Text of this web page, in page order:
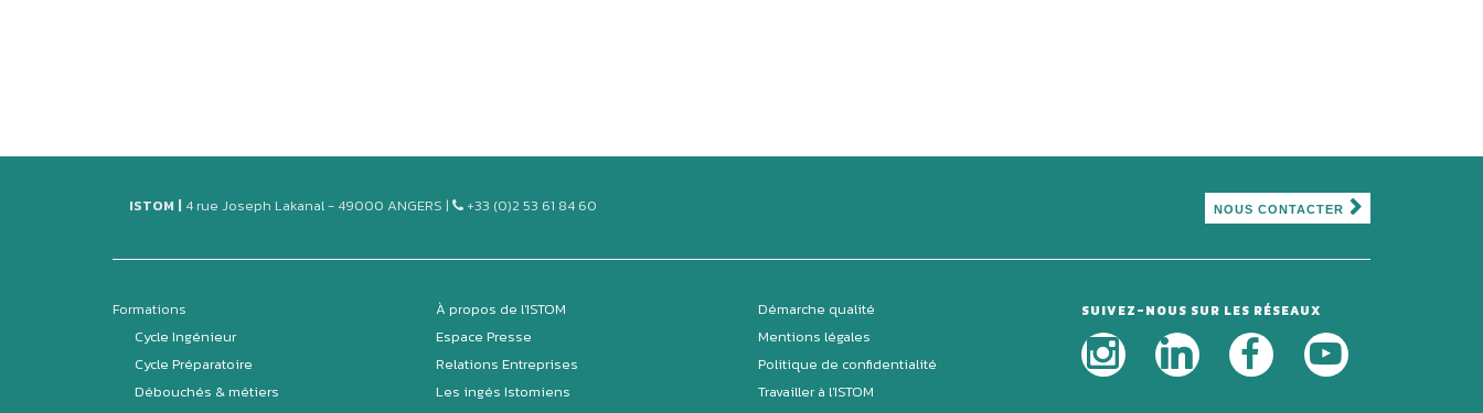
ISTOM | 4 rue Joseph Lakanal - 49000 ANGERS | +33 (0)2 53 61 84 60 NOUS CONTACTER
Formations
Cycle Ingénieur
Cycle Préparatoire
Débouchés & métiers
À propos de l'ISTOM
Espace Presse
Relations Entreprises
Les ingés Istomiens
Démarche qualité
Mentions légales
Politique de confidentialité
Travailler à l'ISTOM
SUIVEZ-NOUS SUR LES RÉSEAUX